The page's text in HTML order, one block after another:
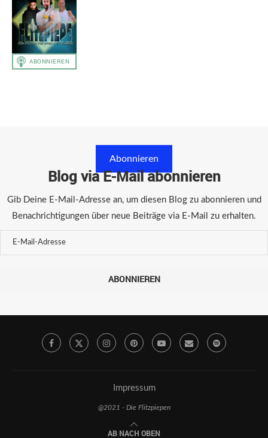
Abonnieren
Blog via E-Mail abonnieren
Gib Deine E-Mail-Adresse an, um diesen Blog zu abonnieren und
Benachrichtigungen über neue Beiträge via E-Mail zu erhalten.
ABONNIEREN
Impressum
@2021 - Die Flitzpiepen
AB NACH OBEN